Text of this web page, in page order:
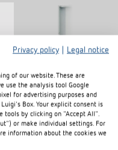
Stecksockel
Artikel-Nr. 9070605
Privacy policy
Legal notice
of our website. These are
use the analysis tool Google
for advertising purposes and
Box. Your explicit consent is
tools by clicking on "Accept All".
or make individual settings. For
information about the cookies we